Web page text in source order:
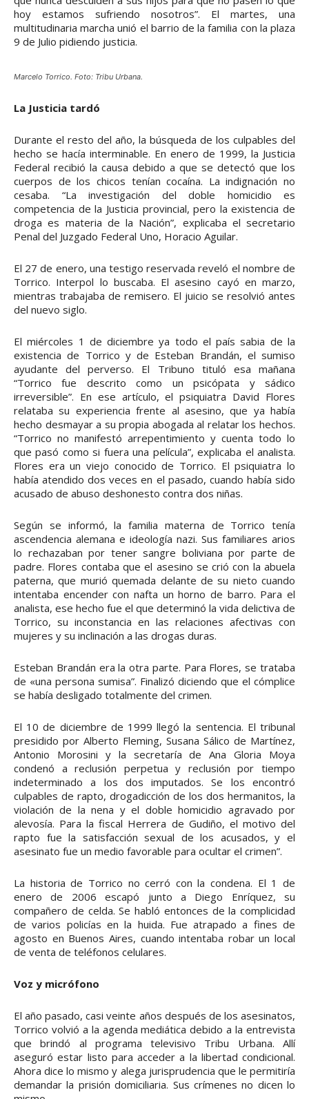
hoy estamos sufriendo nosotros”. El martes, una
multitudinaria marcha unió el barrio de la familia con la plaza
9 de Julio pidiendo justicia.
Marcelo Torrico. Foto: Tribu Urbana.
La Justicia tardó
Durante el resto del año, la búsqueda de los culpables del
hecho se hacía interminable. En enero de 1999, la Justicia
Federal recibió la causa debido a que se detectó que los
cuerpos de los chicos tenían cocaína. La indignación no
cesaba. “La investigación del doble homicidio es
competencia de la Justicia provincial, pero la existencia de
droga es materia de la Nación”, explicaba el secretario
Penal del Juzgado Federal Uno, Horacio Aguilar.
El 27 de enero, una testigo reservada reveló el nombre de
Torrico. Interpol lo buscaba. El asesino cayó en marzo,
mientras trabajaba de remisero. El juicio se resolvió antes
del nuevo siglo.
El miércoles 1 de diciembre ya todo el país sabia de la
existencia de Torrico y de Esteban Brandán, el sumiso
ayudante del perverso. El Tribuno tituló esa mañana
“Torrico fue descrito como un psicópata y sádico
irreversible”. En ese artículo, el psiquiatra David Flores
relataba su experiencia frente al asesino, que ya había
hecho desmayar a su propia abogada al relatar los hechos.
“Torrico no manifestó arrepentimiento y cuenta todo lo
que pasó como si fuera una película”, explicaba el analista.
Flores era un viejo conocido de Torrico. El psiquiatra lo
había atendido dos veces en el pasado, cuando había sido
acusado de abuso deshonesto contra dos niñas.
Según se informó, la familia materna de Torrico tenía
ascendencia alemana e ideología nazi. Sus familiares arios
lo rechazaban por tener sangre boliviana por parte de
padre. Flores contaba que el asesino se crió con la abuela
paterna, que murió quemada delante de su nieto cuando
intentaba encender con nafta un horno de barro. Para el
analista, ese hecho fue el que determinó la vida delictiva de
Torrico, su inconstancia en las relaciones afectivas con
mujeres y su inclinación a las drogas duras.
Esteban Brandán era la otra parte. Para Flores, se trataba
de «una persona sumisa”. Finalizó diciendo que el cómplice
se había desligado totalmente del crimen.
El 10 de diciembre de 1999 llegó la sentencia. El tribunal
presidido por Alberto Fleming, Susana Sálico de Martínez,
Antonio Morosini y la secretaría de Ana Gloria Moya
condenó a reclusión perpetua y reclusión por tiempo
indeterminado a los dos imputados. Se los encontró
culpables de rapto, drogadicción de los dos hermanitos, la
violación de la nena y el doble homicidio agravado por
alevosía. Para la fiscal Herrera de Gudiño, el motivo del
rapto fue la satisfacción sexual de los acusados, y el
asesinato fue un medio favorable para ocultar el crimen”.
La historia de Torrico no cerró con la condena. El 1 de
enero de 2006 escapó junto a Diego Enríquez, su
compañero de celda. Se habló entonces de la complicidad
de varios policías en la huida. Fue atrapado a fines de
agosto en Buenos Aires, cuando intentaba robar un local
de venta de teléfonos celulares.
Voz y micrófono
El año pasado, casi veinte años después de los asesinatos,
Torrico volvió a la agenda mediática debido a la entrevista
que brindó al programa televisivo Tribu Urbana. Allí
aseguró estar listo para acceder a la libertad condicional.
Ahora dice lo mismo y alega jurisprudencia que le permitiría
demandar la prisión domiciliaria. Sus crímenes no dicen lo